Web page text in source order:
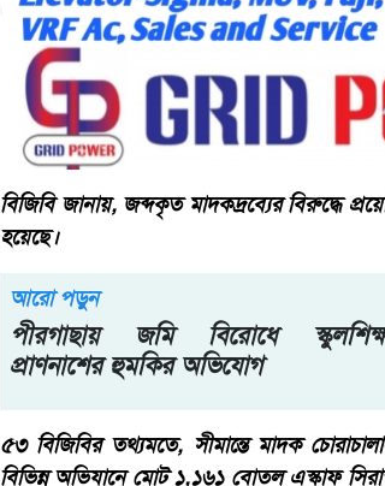
বিজিবি জানায়, জব্দকৃত মাদকদ্রব্যের বিরুদ্ধে
হয়েছে।
আরো পড়ুন
পীরগাছায় জমি বিরোধে
প্রাণনাশের হুমকির অভিযোগ
৫৩ বিজিবির তথ্যমতে, সীমান্তে মাদক
বিভিন্ন অভিযানে মোট ১,১৬১ বোতল এস্কাফ